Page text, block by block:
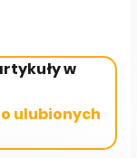
w
ulubionych